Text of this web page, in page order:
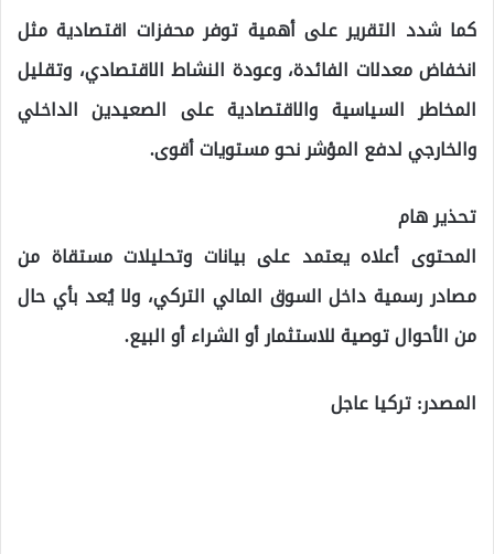
كما شدد التقرير على أهمية توفر محفزات اقتصادية مثل
انخفاض معدلات الفائدة، وعودة النشاط الاقتصادي، وتقليل
المخاطر السياسية والاقتصادية على الصعيدين الداخلي
والخارجي لدفع المؤشر نحو مستويات أقوى.
تحذير هام
المحتوى أعلاه يعتمد على بيانات وتحليلات مستقاة من
مصادر رسمية داخل السوق المالي التركي، ولا يُعد بأي حال
من الأحوال توصية للاستثمار أو الشراء أو البيع.
المصدر: تركيا عاجل